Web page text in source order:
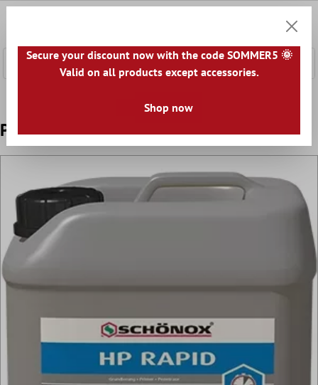
Koszyk
Podkład Schönox HP RAPID 5,5 kg
Secure your discount now with the code SOMMER5 🌞
Valid on all products except accessories.
Shop now